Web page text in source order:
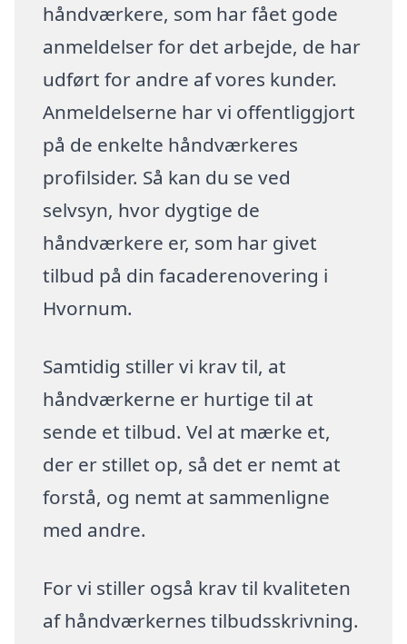
håndværkere, som har fået gode
anmeldelser for det arbejde, de har
udført for andre af vores kunder.
Anmeldelserne har vi offentliggjort
på de enkelte håndværkeres
profilsider. Så kan du se ved
selvsyn, hvor dygtige de
håndværkere er, som har givet
tilbud på din facaderenovering i
Hvornum.
Samtidig stiller vi krav til, at
håndværkerne er hurtige til at
sende et tilbud. Vel at mærke et,
der er stillet op, så det er nemt at
forstå, og nemt at sammenligne
med andre.
For vi stiller også krav til kvaliteten
af håndværkernes tilbudsskrivning.